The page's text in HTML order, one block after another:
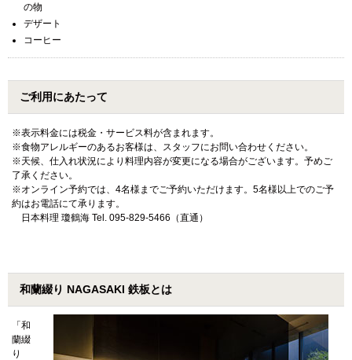
の物
デザート
コーヒー
ご利用にあたって
※表示料金には税金・サービス料が含まれます。
※食物アレルギーのあるお客様は、スタッフにお問い合わせください。
※天候、仕入れ状況により料理内容が変更になる場合がございます。予めご
了承ください。
※オンライン予約では、4名様までご予約いただけます。5名様以上でのご予
約はお電話にて承ります。
日本料理 瓊鶴海 Tel. 095-829-5466（直通）
和蘭綴り NAGASAKI 鉄板とは
「和
蘭綴
り